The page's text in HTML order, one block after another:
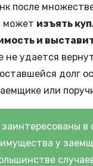
после
может изъять
и
не удается
долг
или
у